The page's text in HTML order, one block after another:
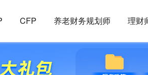
CFP 养老财务规划师 理财